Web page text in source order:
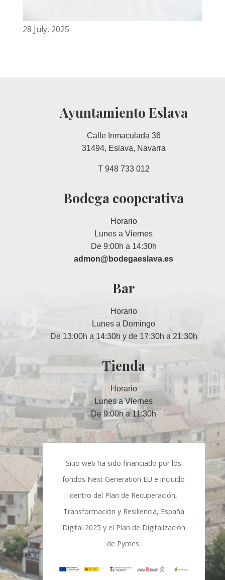
28 July, 2025
Ayuntamiento Eslava
Calle Inmaculada 36
31494, Eslava, Navarra
T 948 733 012
Bodega cooperativa
Horario
Lunes a Viernes
De 9:00h a 14:30h
admon@bodegaeslava.es
Bar
Horario
Lunes a Domingo
De 13:00h a 14:30h y de 17:30h a 21:30h
Tienda
Horario
Lunes a Viernes
De 9:00h a 11:30h
Sitio web ha sido financiado por los
fondos Next Generation EU e incluido
dentro del Plan de Recuperación,
Transformación y Resiliencia, España
Digital 2025 y el Plan de Digitalización
de Pymes.